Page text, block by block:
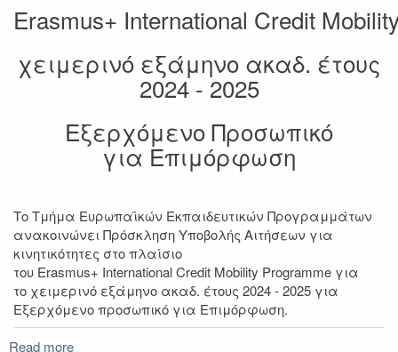
Erasmus+ International Credit
χειμερινό εξάμηνο ακαδ. έτους
2024 - 2025
Εξερχόμενο Προσωπικό
για Επιμόρφωση
Το Τμήμα Ευρωπαϊκών Εκπαιδευτικών Προγραμμάτων
ανακοινώνει Πρόσκληση Υποβολής Αιτήσεων για
κινητικότητες στο πλαίσιο
του Erasmus+ International Credit Mοbility Programme για
το χειμερινό εξάμηνο ακαδ. έτους 2024 - 2025 για
Εξερχόμενο προσωπικό για Επιμόρφωση.
Read more